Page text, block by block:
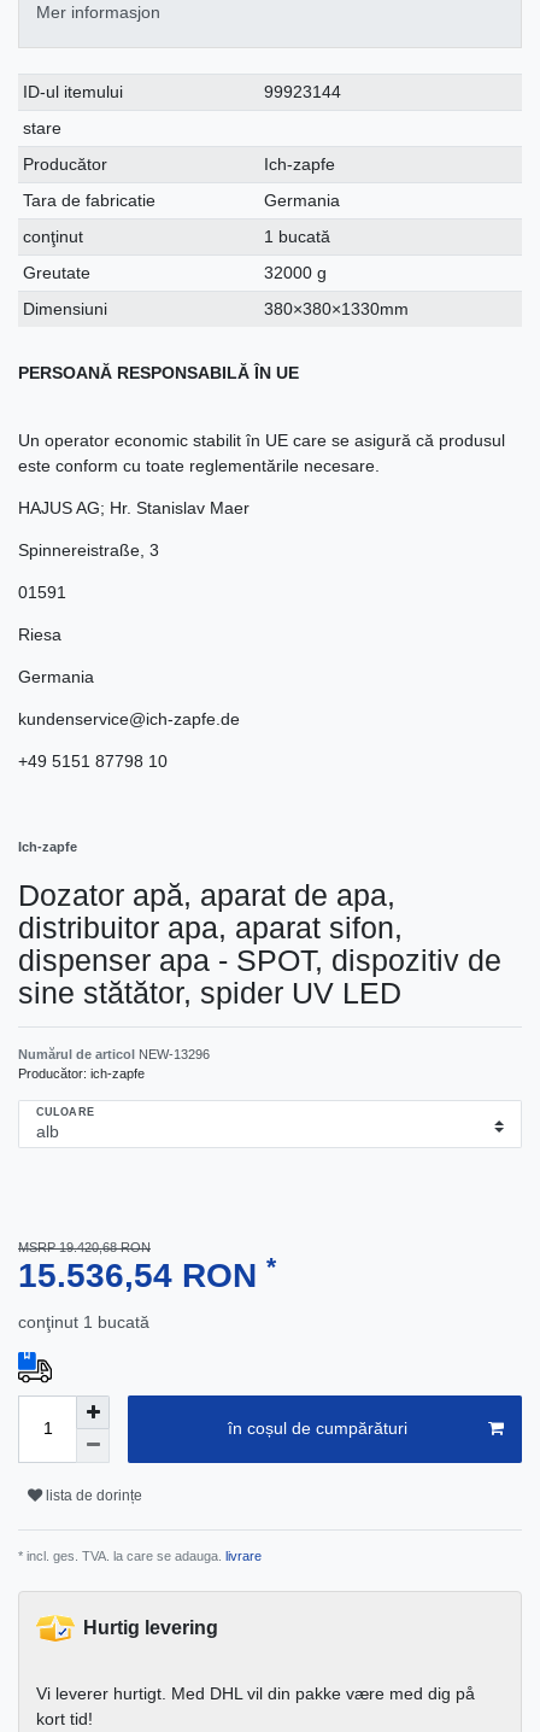
Mer informasjon
Ceres::Template.singleItemTechnicalDataAttribute
Ceres::Template.singleItemTechnicalDataValue
ID-ul itemului
99923144
stare
Producător
Ich-zapfe
Tara de fabricatie
Germania
conţinut
1 bucată
Greutate
32000 g
Dimensiuni
380×380×1330mm
PERSOANĂ RESPONSABILĂ ÎN UE
Un operator economic stabilit în UE care se asigură că produsul
este conform cu toate reglementările necesare.
HAJUS AG; Hr. Stanislav Maer
Spinnereistraße 3
01591
Riesa
Germania
kundenservice@ich-zapfe.de
+49 5151 87798 10
Ich-zapfe
Dozator apă, aparat de apa,
distribuitor apa, aparat sifon,
dispenser apa - SPOT, dispozitiv de
sine stătător, spider UV LED
Numărul de articol NEW-13296
Producător: ich-zapfe
CULOARE
MSRP 19.420,68 RON
15.536,54 RON *
conţinut 1 bucată
în coșul de cumpărături
lista de dorințe
* incl. ges. TVA. la care se adauga. livrare
Hurtig levering
Vi leverer hurtigt. Med DHL vil din pakke være med dig på
kort tid!